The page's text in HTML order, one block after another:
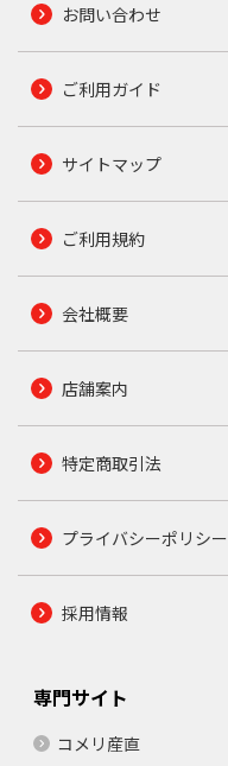
お問い合わせ
ご利用ガイド
サイトマップ
ご利用規約
会社概要
店舗案内
特定商取引法
プライバシーポリシー
採用情報
専門サイト
コメリ産直